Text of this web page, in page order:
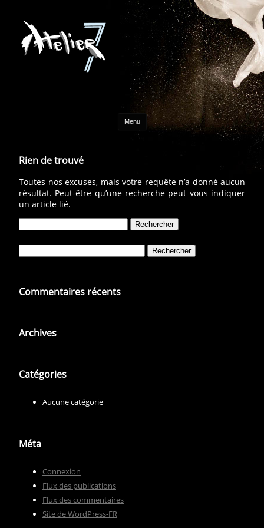
Menu Aller au contenu
Rien de trouvé
Toutes nos excuses, mais votre requête n’a donné aucun
résultat. Peut-être qu’une recherche peut vous indiquer
un article lié.
Commentaires récents
Archives
Catégories
Aucune catégorie
Méta
Connexion
Flux des publications
Flux des commentaires
Site de WordPress-FR